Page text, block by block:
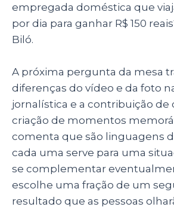
empregada doméstica que
por dia para ganhar R$ 150
Biló.
A próxima pergunta da mesa
diferenças do vídeo e da foto
jornalística e a contribuição de
criação de momentos
comenta que são linguagens
cada uma serve para uma
se complementar
escolhe uma fração de um
resultado que as pessoas